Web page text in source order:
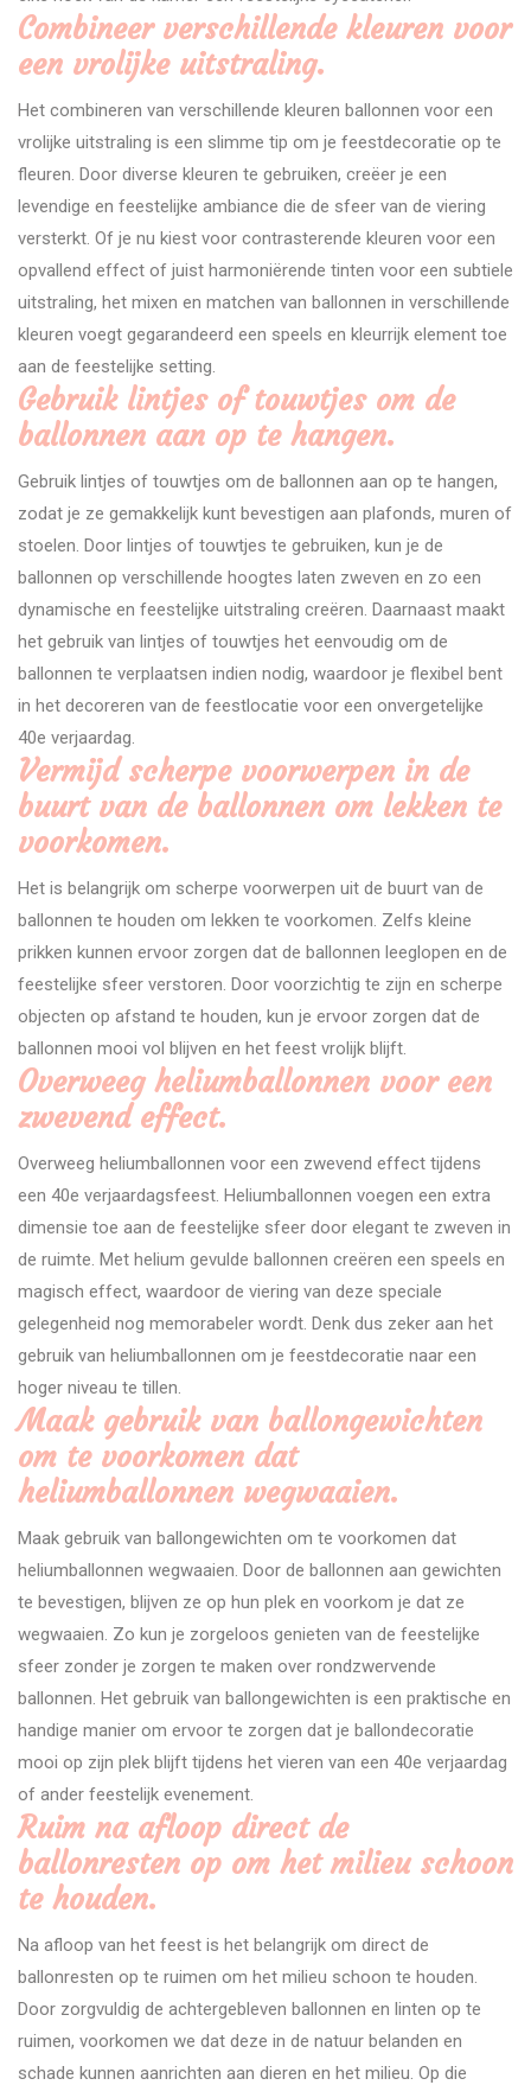
Combineer verschillende kleuren voor
een vrolijke uitstraling.
Het combineren van verschillende kleuren ballonnen voor een
vrolijke uitstraling is een slimme tip om je feestdecoratie op te
fleuren. Door diverse kleuren te gebruiken, creëer je een
levendige en feestelijke ambiance die de sfeer van de viering
versterkt. Of je nu kiest voor contrasterende kleuren voor een
opvallend effect of juist harmoniërende tinten voor een subtiele
uitstraling, het mixen en matchen van ballonnen in verschillende
kleuren voegt gegarandeerd een speels en kleurrijk element toe
aan de feestelijke setting.
Gebruik lintjes of touwtjes om de
ballonnen aan op te hangen.
Gebruik lintjes of touwtjes om de ballonnen aan op te hangen,
zodat je ze gemakkelijk kunt bevestigen aan plafonds, muren of
stoelen. Door lintjes of touwtjes te gebruiken, kun je de
ballonnen op verschillende hoogtes laten zweven en zo een
dynamische en feestelijke uitstraling creëren. Daarnaast maakt
het gebruik van lintjes of touwtjes het eenvoudig om de
ballonnen te verplaatsen indien nodig, waardoor je flexibel bent
in het decoreren van de feestlocatie voor een onvergetelijke
40e verjaardag.
Vermijd scherpe voorwerpen in de
buurt van de ballonnen om lekken te
voorkomen.
Het is belangrijk om scherpe voorwerpen uit de buurt van de
ballonnen te houden om lekken te voorkomen. Zelfs kleine
prikken kunnen ervoor zorgen dat de ballonnen leeglopen en de
feestelijke sfeer verstoren. Door voorzichtig te zijn en scherpe
objecten op afstand te houden, kun je ervoor zorgen dat de
ballonnen mooi vol blijven en het feest vrolijk blijft.
Overweeg heliumballonnen voor een
zwevend effect.
Overweeg heliumballonnen voor een zwevend effect tijdens
een 40e verjaardagsfeest. Heliumballonnen voegen een extra
dimensie toe aan de feestelijke sfeer door elegant te zweven in
de ruimte. Met helium gevulde ballonnen creëren een speels en
magisch effect, waardoor de viering van deze speciale
gelegenheid nog memorabeler wordt. Denk dus zeker aan het
gebruik van heliumballonnen om je feestdecoratie naar een
hoger niveau te tillen.
Maak gebruik van ballongewichten
om te voorkomen dat
heliumballonnen wegwaaien.
Maak gebruik van ballongewichten om te voorkomen dat
heliumballonnen wegwaaien. Door de ballonnen aan gewichten
te bevestigen, blijven ze op hun plek en voorkom je dat ze
wegwaaien. Zo kun je zorgeloos genieten van de feestelijke
sfeer zonder je zorgen te maken over rondzwervende
ballonnen. Het gebruik van ballongewichten is een praktische en
handige manier om ervoor te zorgen dat je ballondecoratie
mooi op zijn plek blijft tijdens het vieren van een 40e verjaardag
of ander feestelijk evenement.
Ruim na afloop direct de
ballonresten op om het milieu schoon
te houden.
Na afloop van het feest is het belangrijk om direct de
ballonresten op te ruimen om het milieu schoon te houden.
Door zorgvuldig de achtergebleven ballonnen en linten op te
ruimen, voorkomen we dat deze in de natuur belanden en
schade kunnen aanrichten aan dieren en het milieu. Op die